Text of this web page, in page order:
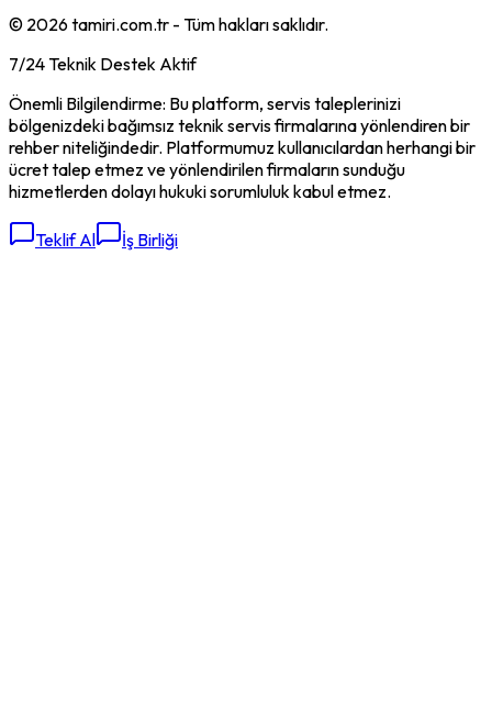
© 2026tamiri.com.tr - Tüm hakları saklıdır.
7/24 Teknik Destek Aktif
Önemli Bilgilendirme: Bu platform, servis taleplerinizi
bölgenizdeki bağımsız teknik servis firmalarına yönlendiren bir
rehber niteliğindedir. Platformumuz kullanıcılardan herhangi bir
ücret talep etmez ve yönlendirilen firmaların sunduğu
hizmetlerden dolayı hukuki sorumluluk kabul etmez.
Teklif Al İş Birliği